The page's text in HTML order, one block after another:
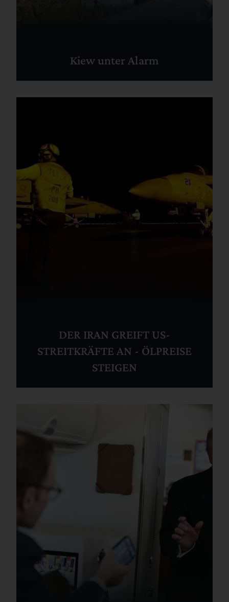
Kiew unter Alarm
DER IRAN GREIFT US-
STREITKRÄFTE AN - ÖLPREISE
STEIGEN